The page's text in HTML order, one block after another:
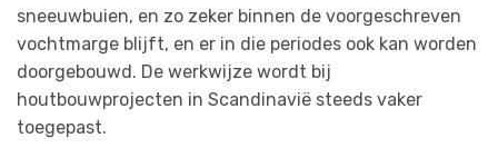
sneeuwbuien, en zo zeker binnen de voorgeschreven
vochtmarge blijft, en er in die periodes ook kan worden
doorgebouwd. De werkwijze wordt bij
houtbouwprojecten in Scandinavië steeds vaker
toegepast.